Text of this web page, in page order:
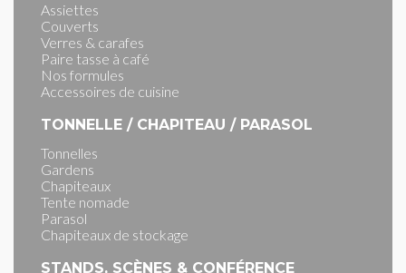
Assiettes
Couverts
Verres & carafes
Paire tasse à café
Nos formules
Accessoires de cuisine
TONNELLE / CHAPITEAU / PARASOL
Tonnelles
Gardens
Chapiteaux
Tente nomade
Parasol
Chapiteaux de stockage
STANDS, SCÈNES & CONFÉRENCE